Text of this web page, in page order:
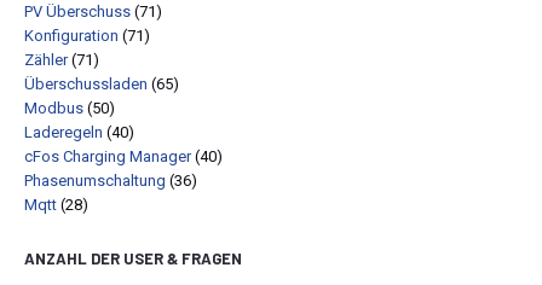
PV Überschuss (71)
Konfiguration (71)
Zähler (71)
Überschussladen (65)
Modbus (50)
Laderegeln (40)
cFos Charging Manager (40)
Phasenumschaltung (36)
Mqtt (28)
ANZAHL DER USER & FRAGEN